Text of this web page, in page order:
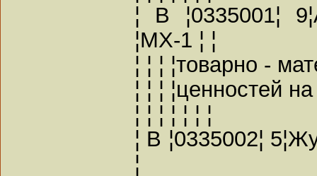
¦ В ¦0335001¦
¦МХ-1 ¦ ¦
¦ ¦ ¦ ¦товарно -
¦ ¦ ¦ ¦ценностей
¦ ¦ ¦ ¦ ¦ ¦ ¦
¦ В ¦0335002¦
¦